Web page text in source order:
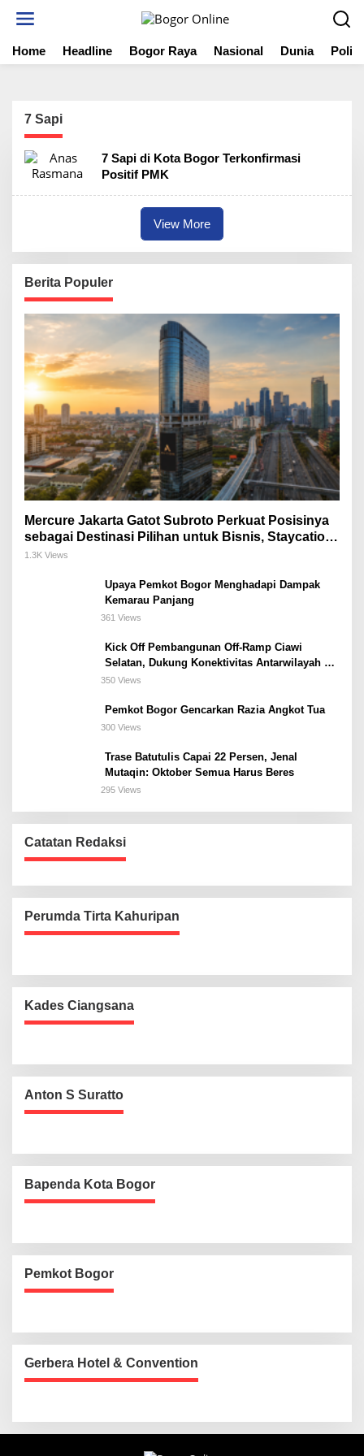
t
Home Headline Bogor Raya Nasional Dunia
7 Sapi
7 Sapi di Kota Bogor Terkonfirmasi
Positif PMK
View More
Berita Populer
Mercure Jakarta Gatot Subroto Perkuat Posisinya
sebagai Destinasi Pilihan untuk Bisnis, Staycation,
Meeting, dan Kuliner di Jakarta Selatan
1.3K Views
Upaya Pemkot Bogor Menghadapi Dampak
Kemarau Panjang
361 Views
Kick Off Pembangunan Off-Ramp Ciawi
Selatan, Dukung Konektivitas Antarwilayah di
Bogor Selatan
350 Views
Pemkot Bogor Gencarkan Razia Angkot Tua
300 Views
Trase Batutulis Capai 22 Persen, Jenal
Mutaqin: Oktober Semua Harus Beres
295 Views
Catatan Redaksi
Perumda Tirta Kahuripan
Kades Ciangsana
Anton S Suratto
Bapenda Kota Bogor
Pemkot Bogor
Gerbera Hotel & Convention